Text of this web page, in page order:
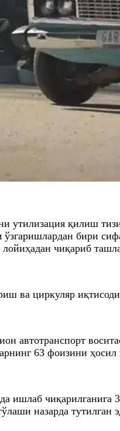
утилизация қилиш
бири
чиқариб
ва циркуляр
автотранспорт
63 фоизини
ишлаб
назарда